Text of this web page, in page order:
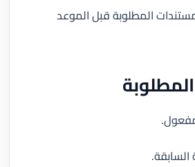
المطلوبة قبل الموعد
السابقة.